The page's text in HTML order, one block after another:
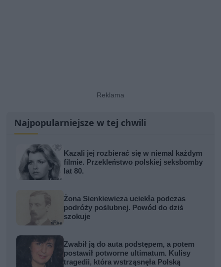
Najpopularniejsze w tej chwili
Kazali jej rozbierać się w niemal każdym
filmie. Przekleństwo polskiej seksbomby
lat 80.
Żona Sienkiewicza uciekła podczas
podróży poślubnej. Powód do dziś
szokuje
Zwabił ją do auta podstępem, a potem
postawił potworne ultimatum. Kulisy
tragedii, która wstrząsnęła Polską